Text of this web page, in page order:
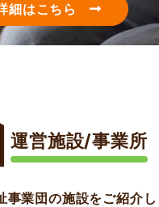
細はこちら
運営施設/事業所
事業団の施設をご紹介し